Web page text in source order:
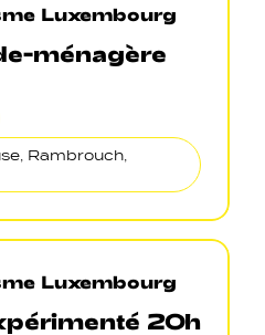
Luxembourg
ménagère
Rambrouch,
Luxembourg
20h